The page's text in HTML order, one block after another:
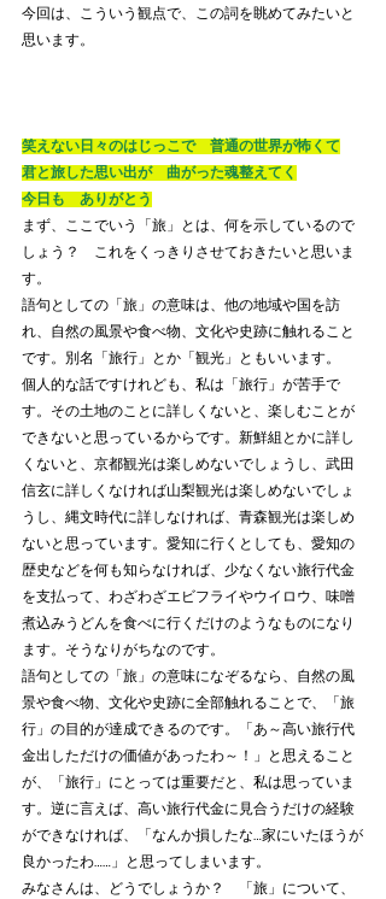
今回は、こういう観点で、この詞を眺めてみたいと
思います。
笑えない日々のはじっこで　普通の世界が怖くて
君と旅した思い出が　曲がった魂整えてく
今日も　ありがとう
まず、ここでいう「旅」とは、何を示しているので
しょう？　これをくっきりさせておきたいと思いま
す。
語句としての「旅」の意味は、他の地域や国を訪
れ、自然の風景や食べ物、文化や史跡に触れること
です。別名「旅行」とか「観光」ともいいます。
個人的な話ですけれども、私は「旅行」が苦手で
す。その土地のことに詳しくないと、楽しむことが
できないと思っているからです。新鮮組とかに詳し
くないと、京都観光は楽しめないでしょうし、武田
信玄に詳しくなければ山梨観光は楽しめないでしょ
うし、縄文時代に詳しなければ、青森観光は楽しめ
ないと思っています。愛知に行くとしても、愛知の
歴史などを何も知らなければ、少なくない旅行代金
を支払って、わざわざエビフライやウイロウ、味噌
煮込みうどんを食べに行くだけのようなものになり
ます。そうなりがちなのです。
語句としての「旅」の意味になぞるなら、自然の風
景や食べ物、文化や史跡に全部触れることで、「旅
行」の目的が達成できるのです。「あ～高い旅行代
金出しただけの価値があったわ～！」と思えること
が、「旅行」にとっては重要だと、私は思っていま
す。逆に言えば、高い旅行代金に見合うだけの経験
ができなければ、「なんか損したな…家にいたほうが
良かったわ……」と思ってしまいます。
みなさんは、どうでしょうか？　「旅」について、